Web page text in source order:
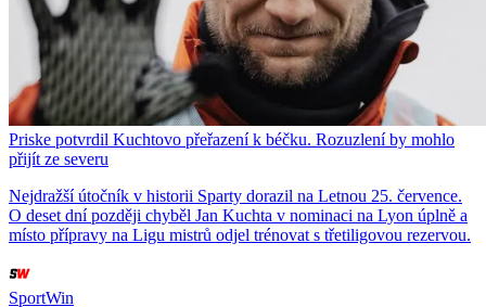
Priske potvrdil Kuchtovo přeřazení k béčku. Rozuzlení by mohlo
přijít ze severu
Nejdražší útočník v historii Sparty dorazil na Letnou 25. července.
O deset dní později chyběl Jan Kuchta v nominaci na Lyon úplně a
místo přípravy na Ligu mistrů odjel trénovat s třetiligovou rezervou.
SportWin